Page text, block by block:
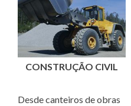
CONSTRUÇÃO CIVIL
Desde canteiros de obras